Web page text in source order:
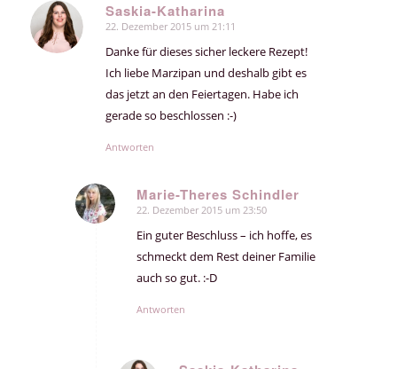
Saskia-Katharina
sagte:
22. Dezember 2015 um 21:11
Danke für dieses sicher leckere Rezept!
Ich liebe Marzipan und deshalb gibt es
das jetzt an den Feiertagen. Habe ich
gerade so beschlossen :-)
Antworten
Marie-Theres Schindler
sagte:
22. Dezember 2015 um 23:50
Ein guter Beschluss – ich hoffe, es
schmeckt dem Rest deiner Familie
auch so gut. :-D
Antworten